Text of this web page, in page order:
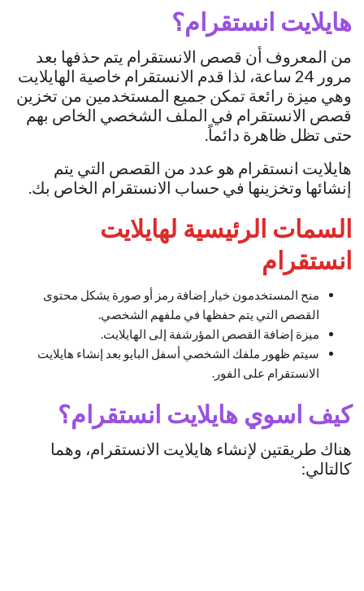
هايلايت انستقرام؟
من المعروف أن قصص الانستقرام يتم حذفها بعد
مرور 24 ساعة، لذا قدم الانستقرام خاصية الهايلايت
وهي ميزة رائعة تمكن جميع المستخدمين من تخزين
قصص الانستقرام في الملف الشخصي الخاص بهم
حتى تظل ظاهرة دائماً.
هايلايت انستقرام هو عدد من القصص التي يتم
إنشائها وتخزينها في حساب الانستقرام الخاص بك.
السمات الرئيسية لهايلايت
انستقرام
منح المستخدمون خيار إضافة رمز أو صورة يشكل محتوى
القصص التي يتم حفظها في ملفهم الشخصي.
ميزة إضافة القصص المؤرشفة إلى الهايلايت.
سيتم ظهور ملفك الشخصي أسفل البايو بعد إنشاء هايلايت
الانستقرام على الفور.
كيف اسوي هايلايت انستقرام؟
هناك طريقتين لإنشاء هايلايت الانستقرام، وهما
كالتالي: